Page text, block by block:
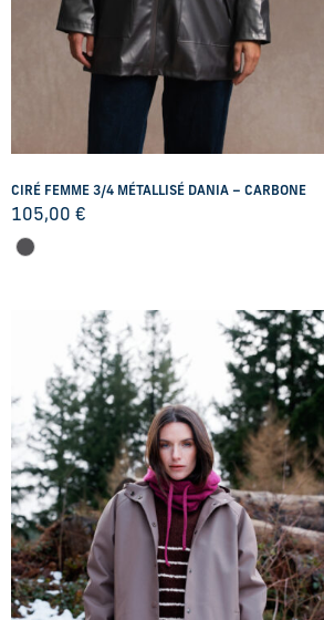
CIRÉ FEMME 3/4 MÉTALLISÉ DANIA – CARBONE
105,00 €